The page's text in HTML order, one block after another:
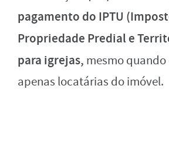
pagamento do IPTU
Propriedade Predial e
para igrejas, mesmo quando
apenas locatárias do imóvel.